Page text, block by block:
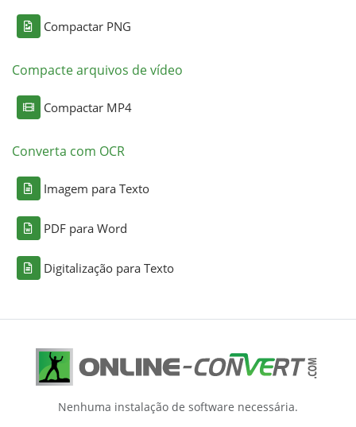
Compactar PNG
Compacte arquivos de vídeo
Compactar MP4
Converta com OCR
Imagem para Texto
PDF para Word
Digitalização para Texto
Nenhuma instalação de software necessária.